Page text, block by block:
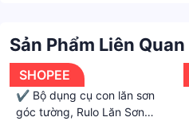
Sản Phẩm Liên Quan
SHOPEE
✔️ Bộ dụng cụ con lăn sơn
góc tường, Rulo Lăn Sơn